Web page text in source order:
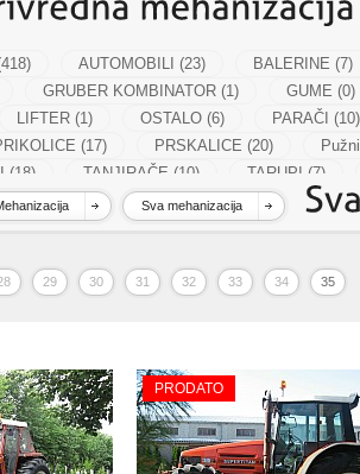
AUTOMOBILI (23)
BALERINE (7)
GRUBER KOMBINATOR (1)
GUME (0)
LIFTER (1) OSTALO (6)
PARAČI (10)
(17) PRSKALICE (20)
(18)
TANJIRAČE (10)
TARUPI (7)
Sva mehanizacija
29 30 31 32 33 34 35
PRODATO